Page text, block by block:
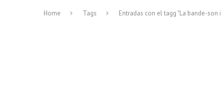
Home Tags Entradas con el tagg "La bande-son